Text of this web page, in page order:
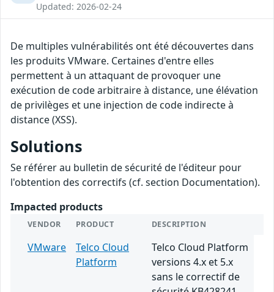
Updated: 2026-02-24
De multiples vulnérabilités ont été découvertes dans
les produits VMware. Certaines d'entre elles
permettent à un attaquant de provoquer une
exécution de code arbitraire à distance, une élévation
de privilèges et une injection de code indirecte à
distance (XSS).
Solutions
Se référer au bulletin de sécurité de l'éditeur pour
l'obtention des correctifs (cf. section Documentation).
Impacted products
VENDOR PRODUCT DESCRIPTION
VMware
Telco Cloud
Platform
Telco Cloud Platform
versions 4.x et 5.x
sans le correctif de